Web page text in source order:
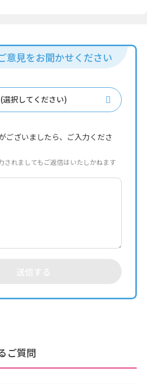
意見をお聞かせください
(選択してください)
ございましたら、ご入力くださ
されましてもご返信はいたしかねます
送信する
ご質問